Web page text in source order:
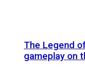
The Legend
gameplay on